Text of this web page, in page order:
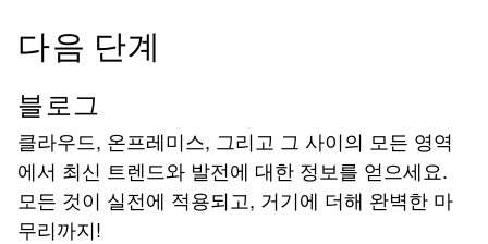
다음 단계
블로그
클라우드, 온프레미스, 그리고 그 사이의 모든 영역
에서 최신 트렌드와 발전에 대한 정보를 얻으세요.
모든 것이 실전에 적용되고, 거기에 더해 완벽한 마
무리까지!